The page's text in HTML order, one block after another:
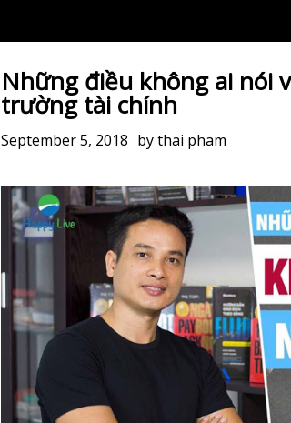
Những điều không ai nói
trường tài chính
September 5, 2018 bythai pham